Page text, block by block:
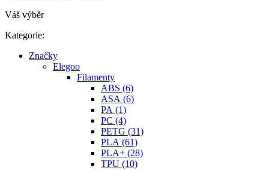
Váš výběr
Kategorie:
Značky
Elegoo
Filamenty
ABS (6)
ASA (6)
PA (1)
PC (4)
PETG (31)
PLA (61)
PLA+ (28)
TPU (10)